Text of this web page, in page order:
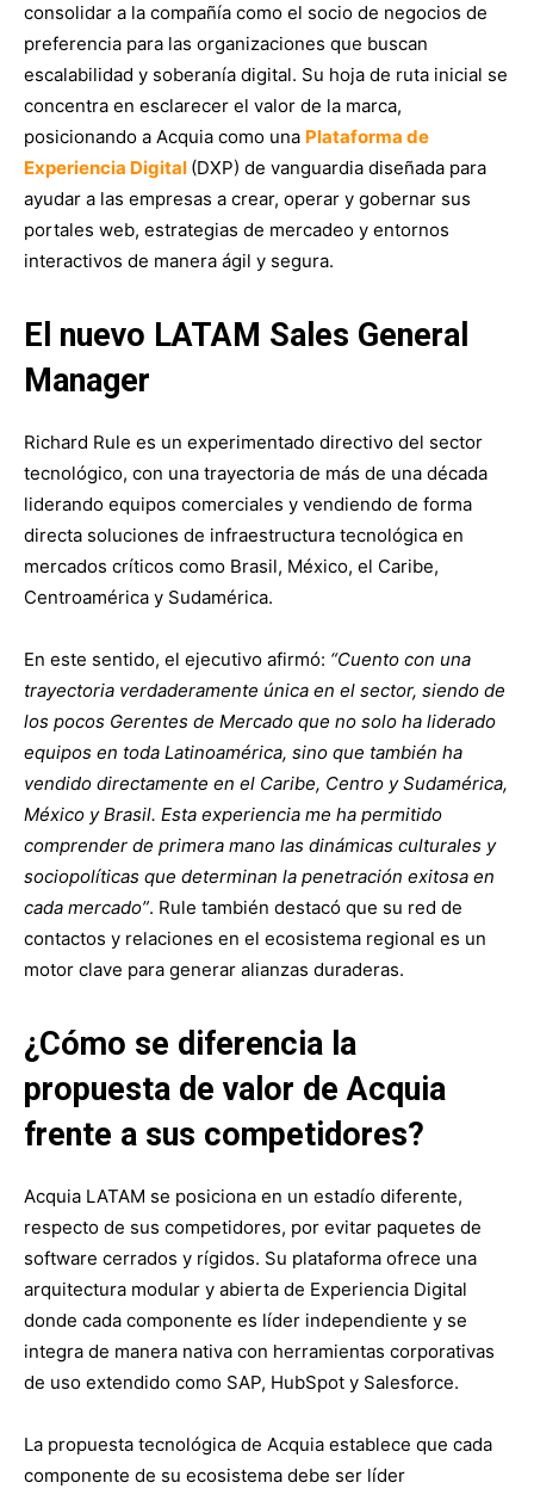
consolidar a la compañía como el socio de negocios de
preferencia para las organizaciones que buscan
escalabilidad y soberanía digital. Su hoja de ruta inicial se
concentra en esclarecer el valor de la marca,
posicionando a Acquia como una Plataforma de
Experiencia Digital (DXP) de vanguardia diseñada para
ayudar a las empresas a crear, operar y gobernar sus
portales web, estrategias de mercadeo y entornos
interactivos de manera ágil y segura.
El nuevo LATAM Sales General
Manager
Richard Rule es un experimentado directivo del sector
tecnológico, con una trayectoria de más de una década
liderando equipos comerciales y vendiendo de forma
directa soluciones de infraestructura tecnológica en
mercados críticos como Brasil, México, el Caribe,
Centroamérica y Sudamérica.
En este sentido, el ejecutivo afirmó: “Cuento con una
trayectoria verdaderamente única en el sector, siendo de
los pocos Gerentes de Mercado que no solo ha liderado
equipos en toda Latinoamérica, sino que también ha
vendido directamente en el Caribe, Centro y Sudamérica,
México y Brasil. Esta experiencia me ha permitido
comprender de primera mano las dinámicas culturales y
sociopolíticas que determinan la penetración exitosa en
cada mercado”. Rule también destacó que su red de
contactos y relaciones en el ecosistema regional es un
motor clave para generar alianzas duraderas.
¿Cómo se diferencia la
propuesta de valor de Acquia
frente a sus competidores?
Acquia LATAM se posiciona en un estadío diferente,
respecto de sus competidores, por evitar paquetes de
software cerrados y rígidos. Su plataforma ofrece una
arquitectura modular y abierta de Experiencia Digital
donde cada componente es líder independiente y se
integra de manera nativa con herramientas corporativas
de uso extendido como SAP, HubSpot y Salesforce.
La propuesta tecnológica de Acquia establece que cada
componente de su ecosistema debe ser líder